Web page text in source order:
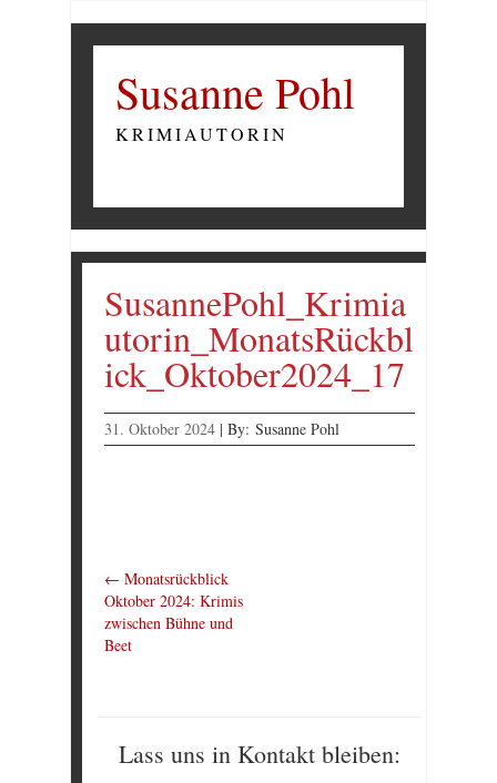
Susanne Pohl
KRIMIAUTORIN
SusannePohl_Krimia
utorin_MonatsRückbl
ick_Oktober2024_17
31. Oktober 2024 | By: Susanne Pohl
← Monatsrückblick
Oktober 2024: Krimis
zwischen Bühne und
Beet
Lass uns in Kontakt bleiben: